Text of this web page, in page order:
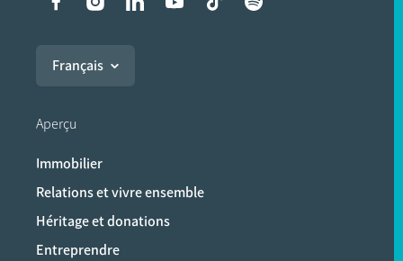
Français
Aperçu
Immobilier
Relations et vivre ensemble
Héritage et donations
Entreprendre